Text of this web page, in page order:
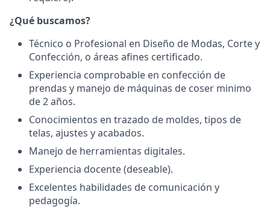
¿Qué buscamos?
Técnico o Profesional en Diseño de Modas, Corte y
Confección, o áreas afines certificado.
Experiencia comprobable en confección de
prendas y manejo de máquinas de coser minimo
de 2 años.
Conocimientos en trazado de moldes, tipos de
telas, ajustes y acabados.
Manejo de herramientas digitales.
Experiencia docente (deseable).
Excelentes habilidades de comunicación y
pedagogía.